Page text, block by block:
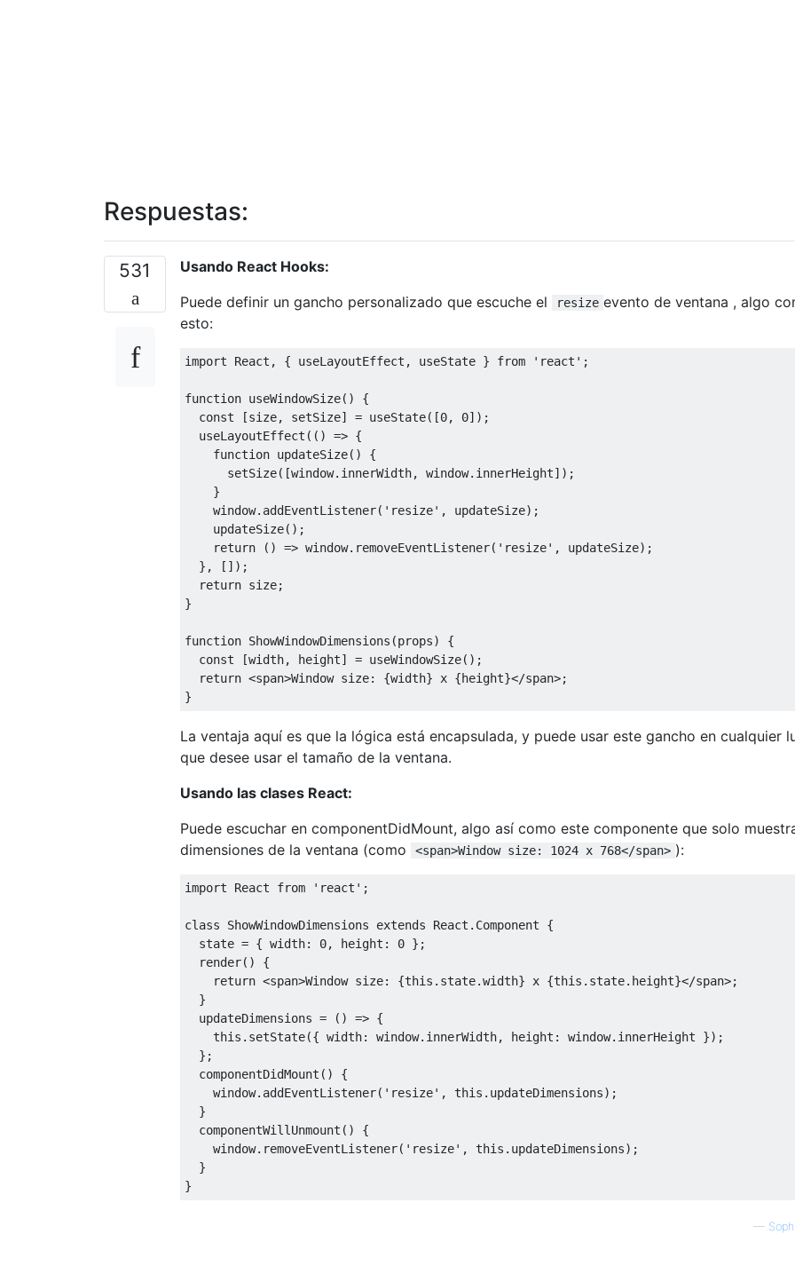
Respuestas:
531
Usando React Hooks:
Puede definir un gancho personalizado que escuche el
resize evento de ventana , algo
esto:
import React , { useLayoutEffect , useState } from 'react' ;
function useWindowSize()
{
const
[size, setSize] = useState([0, 0]);
  useLayoutEffect
(() => {
function updateSize()
{
      setSize
([window. innerWidth, window. innerHeight]);
}
    window
. addEventListener( 'resize' , updateSize);
    updateSize
();
return
() => window. removeEventListener( 'resize' , updateSize);
},
[]);
return size;
}
function ShowWindowDimensions (props)
{
const
[width, height] = useWindowSize();
return <span>Window size: {width} x {height}</span>;
}
La ventaja aquí es que la lógica está encapsulada, y puede usar este gancho en cualquier
que desee usar el tamaño de la ventana.
Usando las clases React:
Puede escuchar en componentDidMount, algo así como este componente que solo
dimensiones de la ventana (como
<span>Window size: 1024 x 768</span> ):
import React from 'react' ;
class ShowWindowDimensions extends React . Component
{
  state
= { width: 0, height : 0 };
  render
()
{
return <span>Window size: {this . state.width} x {this . state. height}</span>;
}
  updateDimensions
= () => {
this . setState({ width: window. innerWidth, height : window. innerHeight });
};
  componentDidMount
()
{
    window
. addEventListener( 'resize' , this . updateDimensions);
}
  componentWillUnmount
()
{
    window
. removeEventListener( 'resize' , this . updateDimensions);
}
}
—